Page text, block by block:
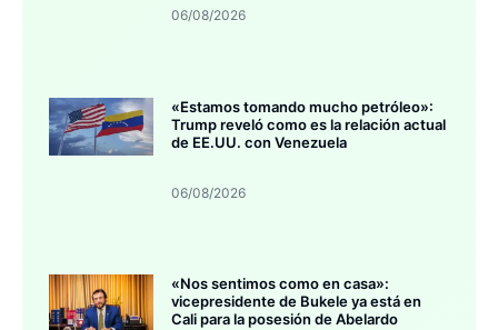
06/08/2026
«Estamos tomando mucho petróleo»:
Trump reveló como es la relación actual
de EE.UU. con Venezuela
06/08/2026
«Nos sentimos como en casa»:
vicepresidente de Bukele ya está en
Cali para la posesión de Abelardo